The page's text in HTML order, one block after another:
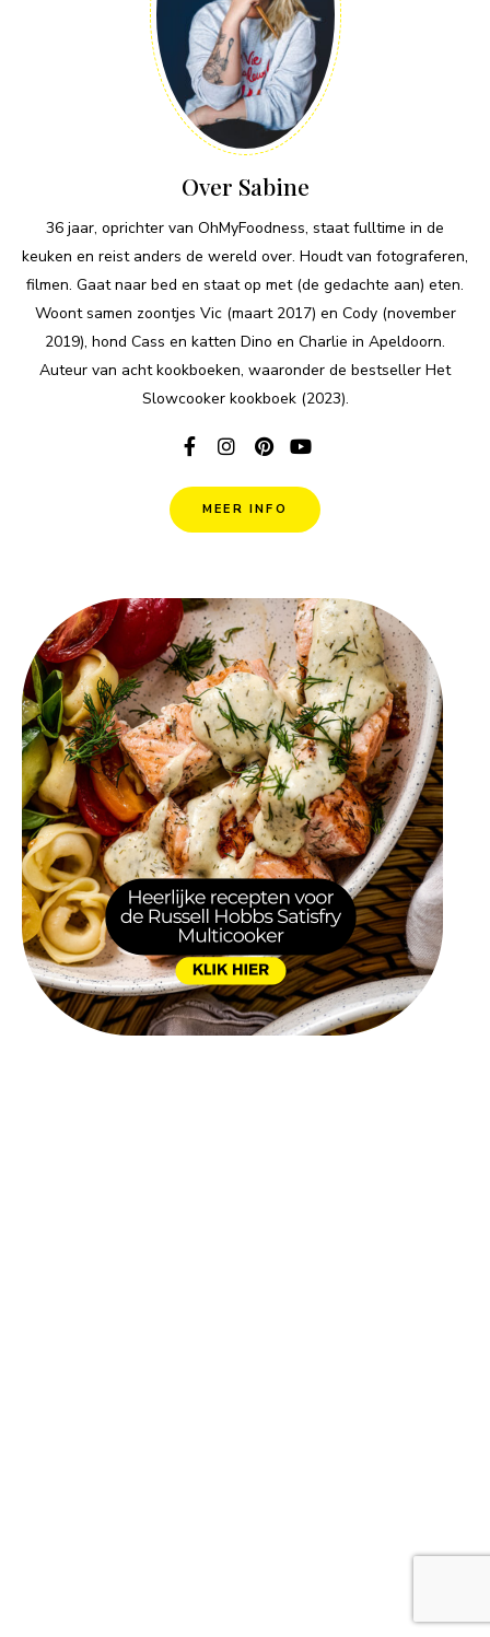
Over Sabine
36 jaar, oprichter van OhMyFoodness, staat fulltime in de
keuken en reist anders de wereld over. Houdt van fotograferen,
filmen. Gaat naar bed en staat op met (de gedachte aan) eten.
Woont samen zoontjes Vic (maart 2017) en Cody (november
2019), hond Cass en katten Dino en Charlie in Apeldoorn.
Auteur van acht kookboeken, waaronder de bestseller Het
Slowcooker kookboek (2023).
MEER INFO